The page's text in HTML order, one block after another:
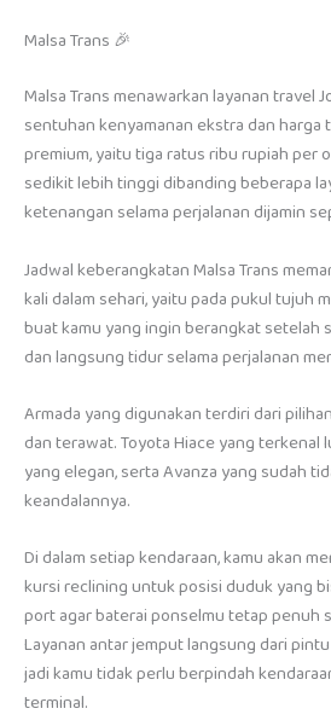
Malsa Trans 🎉
Malsa Trans menawarkan layanan travel
sentuhan kenyamanan ekstra dan harga
premium, yaitu tiga ratus ribu rupiah per
sedikit lebih tinggi dibanding beberapa
ketenangan selama perjalanan dijamin
Jadwal keberangkatan Malsa Trans
kali dalam sehari, yaitu pada pukul tujuh
buat kamu yang ingin berangkat setelah
dan langsung tidur selama perjalanan
Armada yang digunakan terdiri dari
dan terawat. Toyota Hiace yang terkenal
yang elegan, serta Avanza yang sudah
keandalannya.
Di dalam setiap kendaraan, kamu akan
kursi reclining untuk posisi duduk yang
port agar baterai ponselmu tetap penuh
Layanan antar jemput langsung dari
jadi kamu tidak perlu berpindah
terminal.